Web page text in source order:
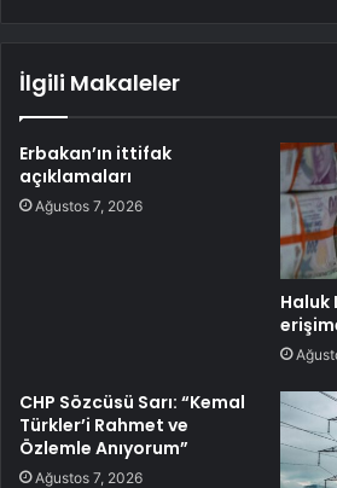
İlgili Makaleler
Erbakan’ın ittifak
açıklamaları
Ağustos 7, 2026
Haluk
CHP Sözcüsü Sarı: “Kemal
Türkler’i Rahmet ve
Özlemle Anıyorum”
Ağustos 7, 2026